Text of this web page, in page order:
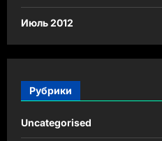
Июль 2012
Рубрики
Uncategorised